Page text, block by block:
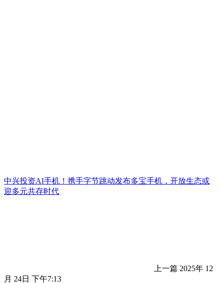
中兴投资AI手机！携手字节跳动发布多宝手机，开放生态或
迎多元共存时代
上一篇 2025年 12
月 24日 下午7:13